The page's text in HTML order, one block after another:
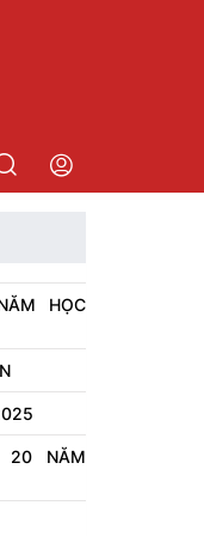
HỌC
20 NĂM